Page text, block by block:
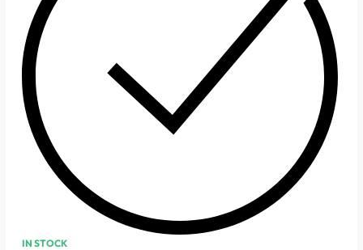
IN STOCK